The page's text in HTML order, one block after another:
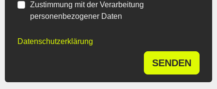
Zustimmung mit der Verarbeitung
personenbezogener Daten
Datenschutzerklärung
SENDEN